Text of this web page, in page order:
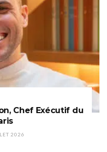
Chef Exécutif du
2026